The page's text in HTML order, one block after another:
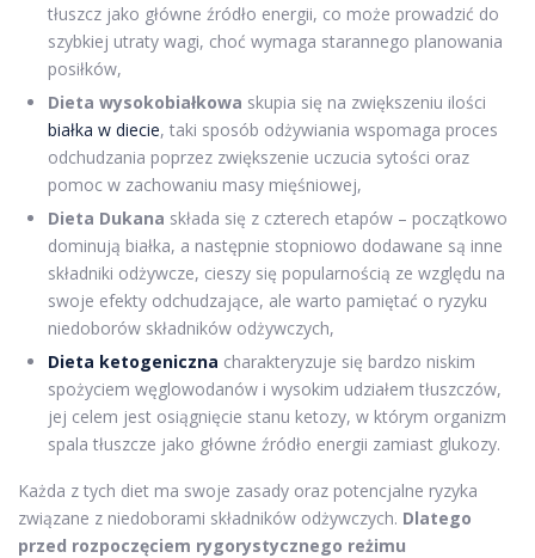
tłuszcz jako główne źródło energii, co może prowadzić do
szybkiej utraty wagi, choć wymaga starannego planowania
posiłków,
Dieta wysokobiałkowa skupia się na zwiększeniu ilości
białka w diecie, taki sposób odżywiania wspomaga proces
odchudzania poprzez zwiększenie uczucia sytości oraz
pomoc w zachowaniu masy mięśniowej,
Dieta Dukana składa się z czterech etapów – początkowo
dominują białka, a następnie stopniowo dodawane są inne
składniki odżywcze, cieszy się popularnością ze względu na
swoje efekty odchudzające, ale warto pamiętać o ryzyku
niedoborów składników odżywczych,
Dieta ketogeniczna charakteryzuje się bardzo niskim
spożyciem węglowodanów i wysokim udziałem tłuszczów,
jej celem jest osiągnięcie stanu ketozy, w którym organizm
spala tłuszcze jako główne źródło energii zamiast glukozy.
Każda z tych diet ma swoje zasady oraz potencjalne ryzyka
związane z niedoborami składników odżywczych. Dlatego
przed rozpoczęciem rygorystycznego reżimu